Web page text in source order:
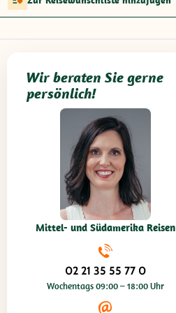
Wir beraten Sie gerne
persönlich!
Mittel- und Südamerika Reisen
02 21 35 55 77 0
Wochentags 09:00 – 18:00 Uhr